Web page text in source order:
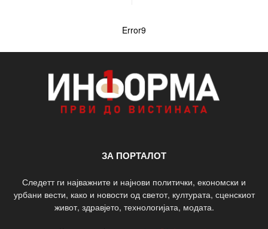
Error9
ЗА ПОРТАЛОТ
Следетт ги најважните и најнови политички, економски и
урбани вести, како и новости од светот, културата, сценскиот
живот, здравјето, технологијата, модата.